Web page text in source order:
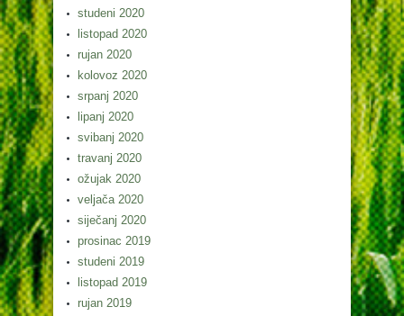
studeni 2020
listopad 2020
rujan 2020
kolovoz 2020
srpanj 2020
lipanj 2020
svibanj 2020
travanj 2020
ožujak 2020
veljača 2020
siječanj 2020
prosinac 2019
studeni 2019
listopad 2019
rujan 2019